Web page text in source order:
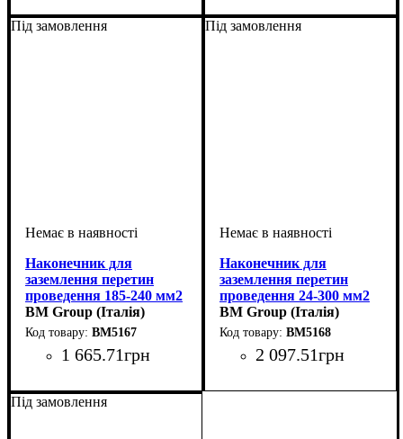
наконечник
95-120
наконечник
150-185
Під замовлення
Наконечник для
заземлення перетин
проведення 185-240 мм2
BM Group (Італія)
BM5167
1 665.71грн
наконечник
185-240
Під замовлення
Наконечник для
заземлення перетин
проведення 24-300 мм2
BM Group (Італія)
BM5168
2 097.51грн
наконечник
24-300
Під замовлення